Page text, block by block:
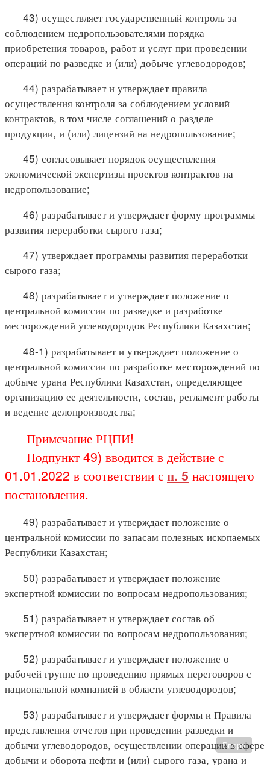
43) осуществляет государственный контроль за
соблюдением недропользователями порядка
приобретения товаров, работ и услуг при проведении
операций по разведке и (или) добыче углеводородов;
44) разрабатывает и утверждает правила
осуществления контроля за соблюдением условий
контрактов, в том числе соглашений о разделе
продукции, и (или) лицензий на недропользование;
45) согласовывает порядок осуществления
экономической экспертизы проектов контрактов на
недропользование;
46) разрабатывает и утверждает форму программы
развития переработки сырого газа;
47) утверждает программы развития переработки
сырого газа;
48) разрабатывает и утверждает положение о
центральной комиссии по разведке и разработке
месторождений углеводородов Республики Казахстан;
48-1) разрабатывает и утверждает положение о
центральной комиссии по разработке месторождений по
добыче урана Республики Казахстан, определяющее
организацию ее деятельности, состав, регламент работы
и ведение делопроизводства;
Примечание РЦПИ!
Подпункт 49) вводится в действие с
01.01.2022 в соответствии с п. 5 настоящего
постановления.
49) разрабатывает и утверждает положение о
центральной комиссии по запасам полезных ископаемых
Республики Казахстан;
50) разрабатывает и утверждает положение
экспертной комиссии по вопросам недропользования;
51) разрабатывает и утверждает состав об
экспертной комиссии по вопросам недропользования;
52) разрабатывает и утверждает положение о
рабочей группе по проведению прямых переговоров с
национальной компанией в области углеводородов;
53) разрабатывает и утверждает формы и Правила
представления отчетов при проведении разведки и
добычи углеводородов, осуществлении операции в сфере
добычи и оборота нефти и (или) сырого газа, урана и
Вверх